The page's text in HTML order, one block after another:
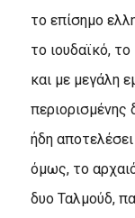
το επίσημο
το ιουδαϊκό,
και με μεγάλη
περιορισμένης
ήδη
όμως, το
δυο Ταλμούδ,